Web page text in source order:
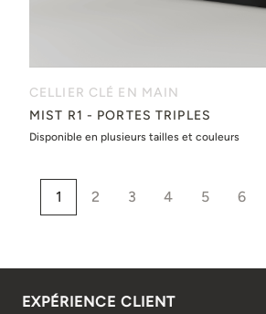
CELLIER CLÉ EN MAIN
MIST R1 - PORTES TRIPLES
Disponible en plusieurs tailles et couleurs
1 2 3 4 5 6
EXPÉRIENCE CLIENT